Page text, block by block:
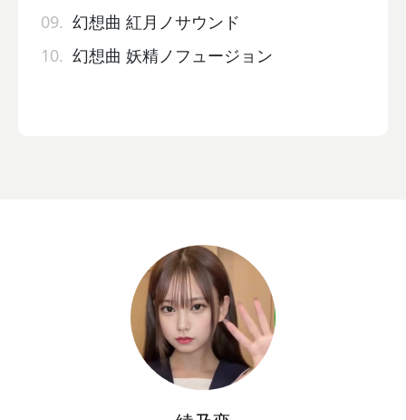
09. 幻想曲 紅月ノサウンド
10. 幻想曲 妖精ノフュージョン